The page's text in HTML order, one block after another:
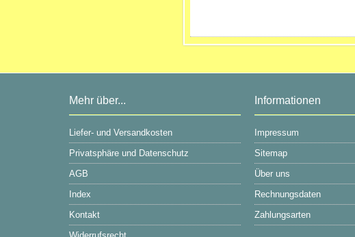
Mehr über...
Liefer- und Versandkosten
Privatsphäre und Datenschutz
AGB
Index
Kontakt
Informationen
Impressum
Sitemap
Über uns
Rechnungsdaten
Zahlungsarten